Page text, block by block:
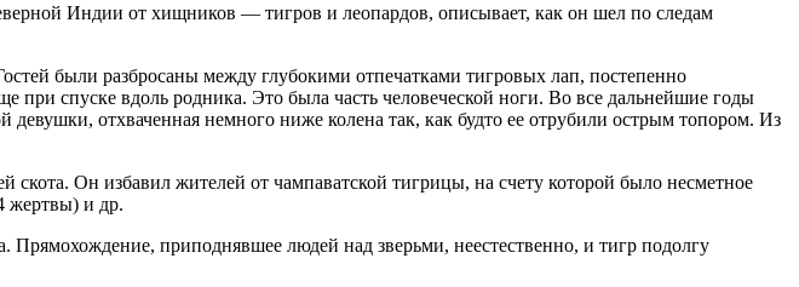
Индии от хищников — тигров и леопардов, описывает, как он шел по следам
были разбросаны между глубокими отпечатками тигровых лап, постепенно
спуске вдоль родника. Это была часть человеческой ноги. Во все дальнейшие годы
отхваченная немного ниже колена так, как будто ее отрубили острым топором. Из
Он избавил жителей от чампаватской тигрицы, на счету которой было несметное
жертвы) и др.
приподнявшее людей над зверьми, неестественно, и тигр подолгу